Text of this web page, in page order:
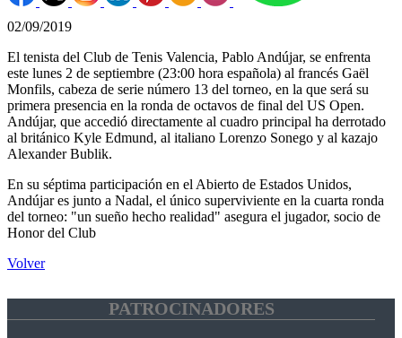
02/09/2019
El tenista del Club de Tenis Valencia, Pablo Andújar, se enfrenta
este lunes 2 de septiembre (23:00 hora española) al francés Gaël
Monfils, cabeza de serie número 13 del torneo, en la que será su
primera presencia en la ronda de octavos de final del US Open.
Andújar, que accedió directamente al cuadro principal ha derrotado
al británico Kyle Edmund, al italiano Lorenzo Sonego y al kazajo
Alexander Bublik.
En su séptima participación en el Abierto de Estados Unidos,
Andújar es junto a Nadal, el único superviviente en la cuarta ronda
del torneo: "un sueño hecho realidad" asegura el jugador, socio de
Honor del Club
Volver
PATROCINADORES